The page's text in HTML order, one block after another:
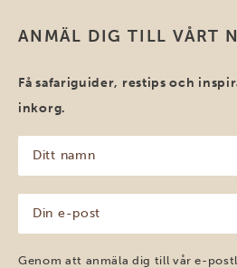
ANMÄL DIG TILL VÅRT
Få safariguider, restips och
inkorg.
namn
(Obligatoriskt)
post
(Obligatoriskt)
Genom att anmäla dig till vår e-